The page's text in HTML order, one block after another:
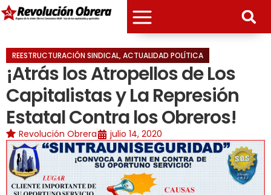
REESTRUCTURACIÓN SINDICAL,ACTUALIDAD POLÍTICA
¡Atrás los Atropellos de Los
Capitalistas y La Represión
Estatal Contra los Obreros!
Revolución Obrera julio 14, 2020